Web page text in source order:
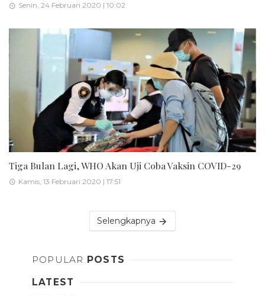
Senin, 24 Februari 2020 | 10:02
Tiga Bulan Lagi, WHO Akan Uji Coba Vaksin COVID-29
Kamis, 13 Februari 2020 | 17:51
Selengkapnya
POPULAR POSTS
LATEST